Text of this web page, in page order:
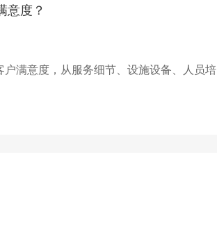
意度？
满意度，从服务细节、设施设备、人员培